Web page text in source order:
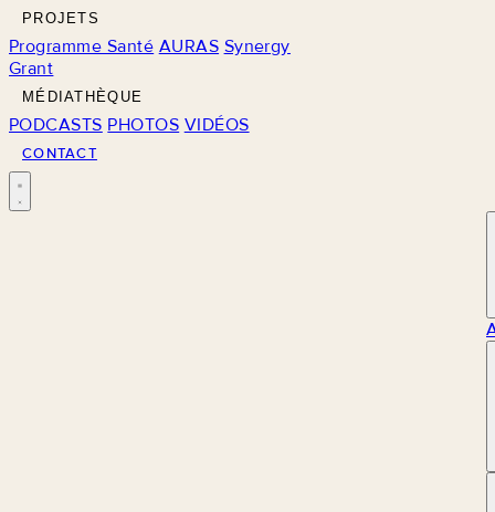
PROJETS
Programme Santé AURAS Synergy
Grant
MÉDIATHÈQUE
PODCASTS PHOTOS VIDÉOS
CONTACT